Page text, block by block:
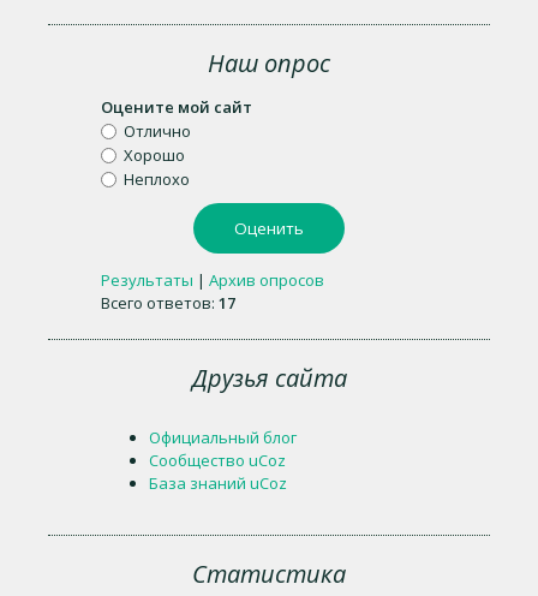
Наш опрос
Оцените мой сайт
Отлично
Хорошо
Неплохо
Результаты | Архив опросов
Всего ответов: 17
Друзья сайта
Официальный блог
Сообщество uCoz
База знаний uCoz
Статистика